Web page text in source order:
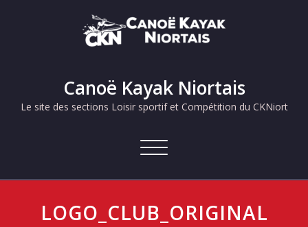
Canoë Kayak Niortais
Le site des sections Loisir sportif et Compétition du CKNiort
Afficher/masquer
navigation
LOGO_CLUB_ORIGINAL